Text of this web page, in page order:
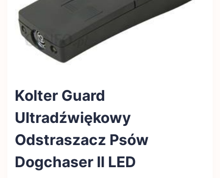
Kolter Guard
Ultradźwiękowy
Odstraszacz Psów
Dogchaser II LED